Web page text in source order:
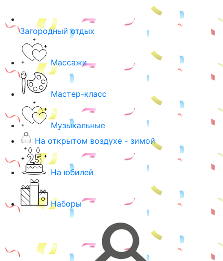
Загородный отдых
Массажи
Мастер-класс
Музыкальные
На открытом воздухе - зимой
На юбилей
Наборы